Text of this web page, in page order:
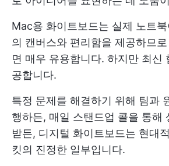
Mac용 화이트보드는 실제 노트
의 캔버스와 편리함을 제공하므
면 매우 유용합니다. 하지만 최신
공합니다.
특정 문제를 해결하기 위해 팀과
행하든, 매일 스탠드업 콜을 통해
받든, 디지털 화이트보드는 현대
킷의 진정한 일부입니다.